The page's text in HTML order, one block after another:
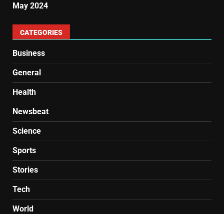
May 2024
CATEGORIES
Business
General
Health
Newsbeat
Science
Sports
Stories
Tech
World